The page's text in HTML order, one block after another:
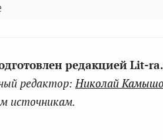
редакцией Lit-
редактор:Николай
источникам.